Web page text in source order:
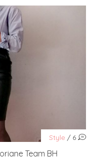
Style / 6
Team BH